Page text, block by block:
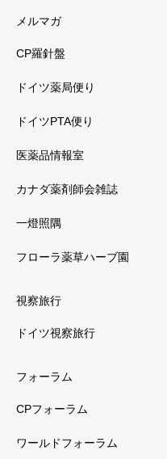
メルマガ
CP羅針盤
ドイツ薬局便り
ドイツPTA便り
医薬品情報室
カナダ薬剤師会雑誌
一燈照隅
フローラ薬草ハーブ園
視察旅行
ドイツ視察旅行
フォーラム
CPフォーラム
ワールドフォーラム